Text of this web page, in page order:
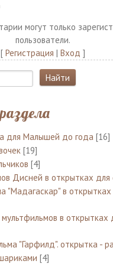
могут только
пользователи.
[ Регистрация | Вход ]
для Малышей до года [16]
[19]
[4]
Дисней в открытках
"Мадагаскар" в
мультфильмов в
"Гарфилд". открытка -
[4]